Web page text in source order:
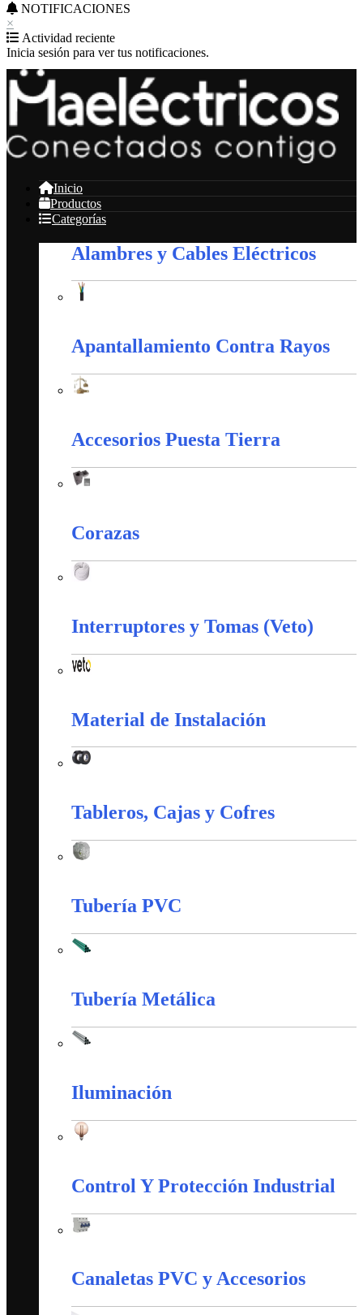
NOTIFICACIONES
×
Actividad reciente
Inicia sesión para ver tus notificaciones.
Inicio
Productos
Categorías
Alambres y Cables Eléctricos
Apantallamiento Contra Rayos
Accesorios Puesta Tierra
Corazas
Interruptores y Tomas (Veto)
Material de Instalación
Tableros, Cajas y Cofres
Tubería PVC
Tubería Metálica
Iluminación
Control Y Protección Industrial
Canaletas PVC y Accesorios